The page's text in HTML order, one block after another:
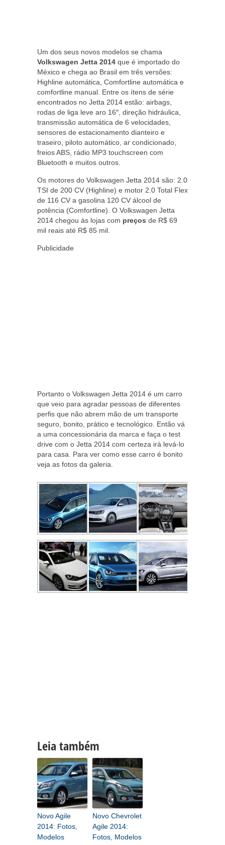
Um dos seus novos modelos se chama
Volkswagen Jetta 2014 que é importado do
México e chega ao Brasil em três versões:
Highline automática, Comfortline automática e
comfortline manual. Entre os ítens de série
encontrados no Jetta 2014 estão: airbags,
rodas de liga leve aro 16″, direção hidráulica,
transmissão automática de 6 velocidades,
sensores de estacionamento dianteiro e
traseiro, piloto automático, ar condicionado,
freios ABS, rádio MP3 touchscreen com
Bluetooth e muitos outros.
Os motores do Volkswagen Jetta 2014 são: 2.0
TSI de 200 CV (Highline) e motor 2.0 Total Flex
de 116 CV a gasolina 120 CV álcool de
potência (Comfortline). O Volkswagen Jetta
2014 chegou às lojas com preços de R$ 69
mil reais até R$ 85 mil.
Publicidade
Portanto o Volkswagen Jetta 2014 é um carro
que veio para agradar pessoas de diferentes
perfis que não abrem mão de um transporte
seguro, bonito, prático e tecnológico. Então vá
a uma concessionária da marca e faça o test
drive com o Jetta 2014 com certeza irá levá-lo
para casa. Para ver como esse carro é bonito
veja as fotos da galeria.
Leia também
Novo Agile
2014: Fotos,
Modelos
Novo Chevrolet
Agile 2014:
Fotos, Modelos